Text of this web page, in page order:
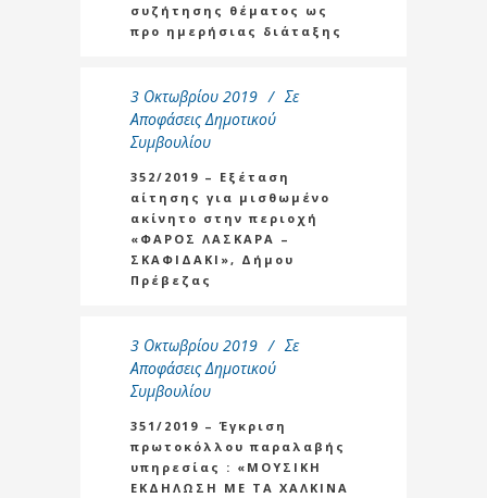
συζήτησης θέματος ως
προ ημερήσιας διάταξης
3 Οκτωβρίου 2019
Σε
Αποφάσεις Δημοτικού
Συμβουλίου
352/2019 – Εξέταση
αίτησης για μισθωμένο
ακίνητο στην περιοχή
«ΦΑΡΟΣ ΛΑΣΚΑΡΑ –
ΣΚΑΦΙΔΑΚΙ», Δήμου
Πρέβεζας
3 Οκτωβρίου 2019
Σε
Αποφάσεις Δημοτικού
Συμβουλίου
351/2019 – Έγκριση
πρωτοκόλλου παραλαβής
υπηρεσίας : «ΜΟΥΣΙΚΗ
ΕΚΔΗΛΩΣΗ ΜΕ ΤΑ ΧΑΛΚΙΝΑ